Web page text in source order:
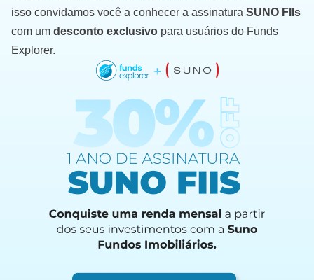
isso convidamos você a conhecer a assinatura SUNO FIIs
com um desconto exclusivo para usuários do Funds
Explorer.